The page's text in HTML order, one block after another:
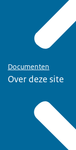
Documenten
Over deze site